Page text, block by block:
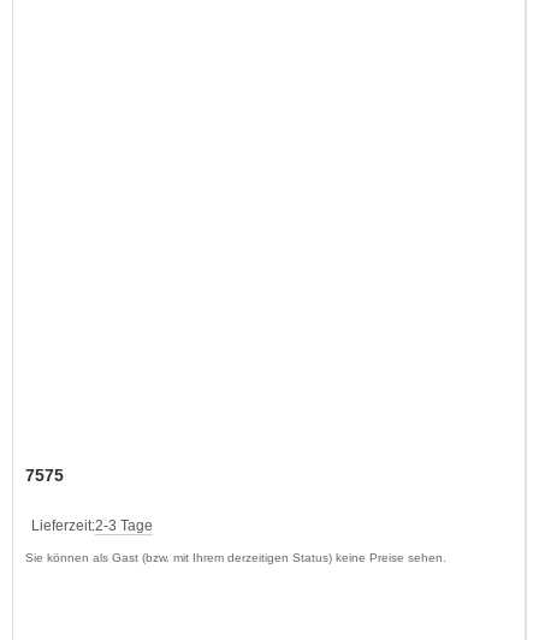
7575
Lieferzeit:2-3 Tage
Sie können als Gast (bzw. mit Ihrem derzeitigen Status) keine Preise sehen.